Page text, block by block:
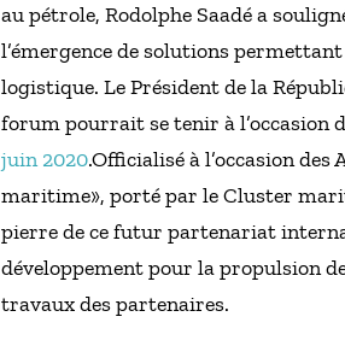
au pétrole, Rodolphe Saadé a
l’émergence de solutions
logistique. Le Président de la
forum pourrait se tenir à l’occasion
juin 2020.Officialisé à l’occasion
maritime», porté par le Cluster
pierre de ce futur partenariat
développement pour la propulsion
travaux des partenaires.